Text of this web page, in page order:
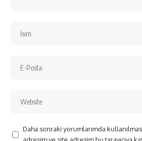
Daha sonraki yorumlarımda